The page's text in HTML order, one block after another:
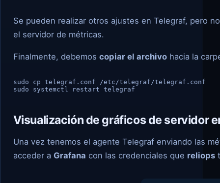
Se pueden realizar otros ajustes en Telegraf, pero
el servidor de métricas.
Finalmente, debemos copiar el archivohacia la
sudo cp telegraf.conf /etc/telegraf/telegraf.conf
sudo systemctl restart telegraf
Visualización de gráficos de servidor
Una vez tenemos el agente Telegraf enviando las
acceder a Grafana con las credenciales que reliops